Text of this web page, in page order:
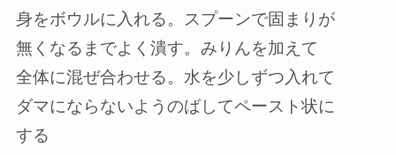
身をボウルに入れる。スプーンで固まりが
無くなるまでよく潰す。みりんを加えて
全体に混ぜ合わせる。水を少しずつ入れて
ダマにならないようのばしてペースト状に
する